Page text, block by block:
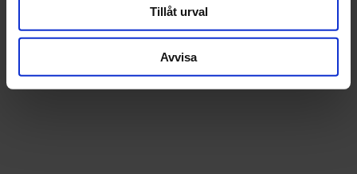
Tillåt urval
Avvisa